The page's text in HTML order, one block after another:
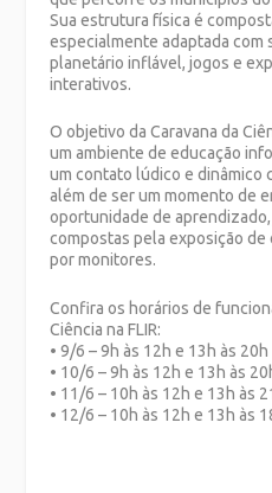
Sua estrutura física é
especialmente adaptada com
planetário inflável, jogos e
interativos.
O objetivo da Caravana da
um ambiente de educação
um contato lúdico e dinâmico
além de ser um momento de
oportunidade de
compostas pela exposição
por monitores.
Confira os horários de
Ciência na FLIR:
• 9/6 – 9h às 12h e 13h às 20h
• 10/6 – 9h às 12h e 13h às
• 11/6 – 10h às 12h e 13h às
• 12/6 – 10h às 12h e 13h às